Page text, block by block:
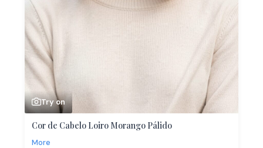
Try on
Cor de Cabelo Loiro Morango Pálido
More